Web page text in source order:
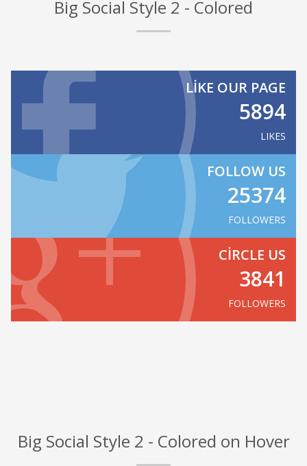
Big Social Style 2 - Colored
LIKE OUR PAGE
5894
LIKES
FOLLOW US
25374
FOLLOWERS
CIRCLE US
3841
FOLLOWERS
Big Social Style 2 - Colored on Hover